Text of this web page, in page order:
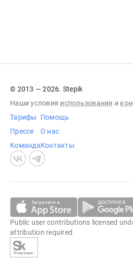
© 2013 — 2026. Stepik
Наши условия использования и
Тарифы
Прессе
Команда
Помощь
О нас
Контакты
Public user contributions licensed
attribution required